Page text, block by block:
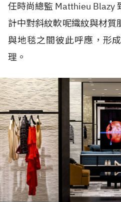
任時尚總監 Matthieu Blazy
計中對斜紋軟呢織紋與材質
與地毯之間彼此呼應，形
理。